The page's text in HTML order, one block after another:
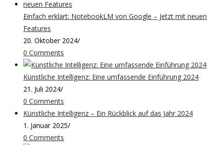
Einfach erklärt: NotebookLM von Google – Jetzt mit neuen
Features
20. Oktober 2024/
0 Comments
Künstliche Intelligenz: Eine umfassende Einführung 2024
21. Juli 2024/
0 Comments
Künstliche Intelligenz – Ein Rückblick auf das Jahr 2024
1. Januar 2025/
0 Comments